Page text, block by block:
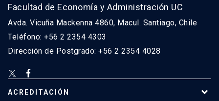
Facultad de Economía y Administración UC
Avda. Vicuña Mackenna 4860, Macul. Santiago, Chile
Teléfono: +56 2 2354 4303
Dirección de Postgrado: +56 2 2354 4028
ACREDITACIÓN